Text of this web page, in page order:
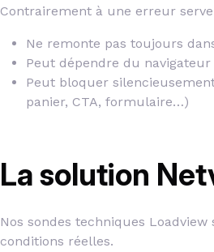
Contrairement à une erreur
Ne remonte pas toujours
Peut dépendre du
Peut bloquer
panier, CTA, formulaire…)
La solution
Nos sondes techniques
conditions réelles.